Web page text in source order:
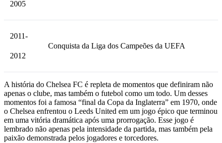
2005
2011-
2012
Conquista da Liga dos Campeões da UEFA
A história do Chelsea FC é repleta de momentos que definiram não
apenas o clube, mas também o futebol como um todo. Um desses
momentos foi a famosa “final da Copa da Inglaterra” em 1970, onde
o Chelsea enfrentou o Leeds United em um jogo épico que terminou
em uma vitória dramática após uma prorrogação. Esse jogo é
lembrado não apenas pela intensidade da partida, mas também pela
paixão demonstrada pelos jogadores e torcedores.